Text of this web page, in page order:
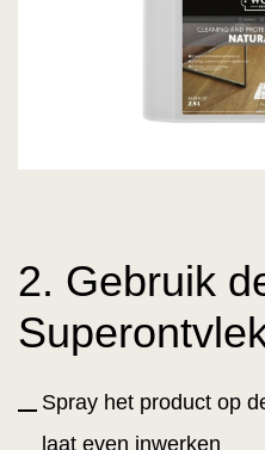
2. Gebruik
Spray het product op
laat even inwerken